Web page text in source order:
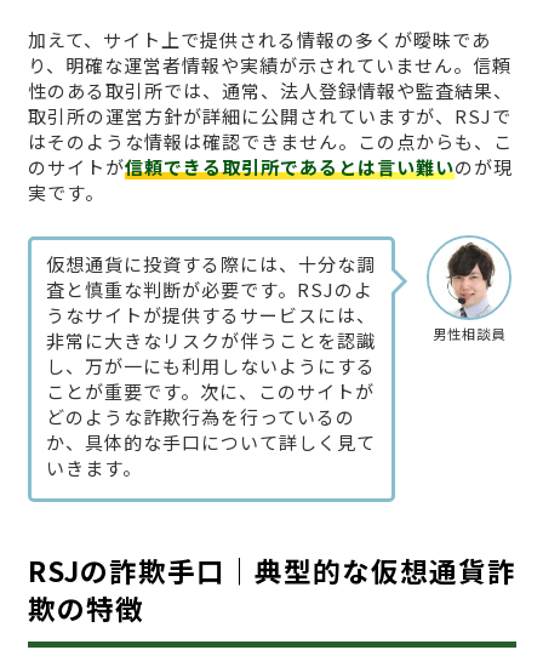
加えて、サイト上で提供される情報の多くが曖昧であ
り、明確な運営者情報や実績が示されていません。信頼
性のある取引所では、通常、法人登録情報や監査結果、
取引所の運営方針が詳細に公開されていますが、RSJで
はそのような情報は確認できません。この点からも、こ
のサイトが信頼できる取引所であるとは言い難いのが現
実です。
男性相談員
仮想通貨に投資する際には、十分な調
査と慎重な判断が必要です。RSJのよ
うなサイトが提供するサービスには、
非常に大きなリスクが伴うことを認識
し、万が一にも利用しないようにする
ことが重要です。次に、このサイトが
どのような詐欺行為を行っているの
か、具体的な手口について詳しく見て
いきます。
RSJの詐欺手口｜典型的な仮想通貨詐
欺の特徴